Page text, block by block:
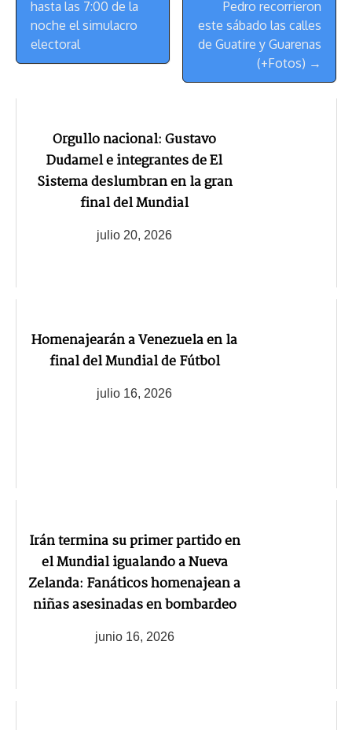
Navegación
hasta las 7:00 de la
noche el simulacro
electoral
Pedro recorrieron
este sábado las calles
de Guatire y Guarenas
(+Fotos) →
Orgullo nacional: Gustavo
Dudamel e integrantes de El
Sistema deslumbran en la gran
final del Mundial
julio 20, 2026
Homenajearán a Venezuela en la
final del Mundial de Fútbol
julio 16, 2026
Irán termina su primer partido en
el Mundial igualando a Nueva
Zelanda: Fanáticos homenajean a
niñas asesinadas en bombardeo
junio 16, 2026